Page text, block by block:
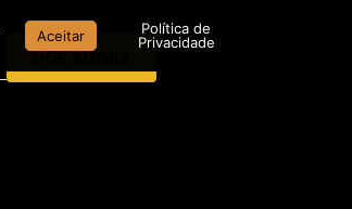
DOE AGORA
Aceitar
Política de
Privacidade